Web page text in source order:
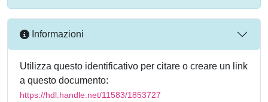
Informazioni
Utilizza questo identificativo per citare o creare un link
a questo documento:
https://hdl.handle.net/11583/1853727